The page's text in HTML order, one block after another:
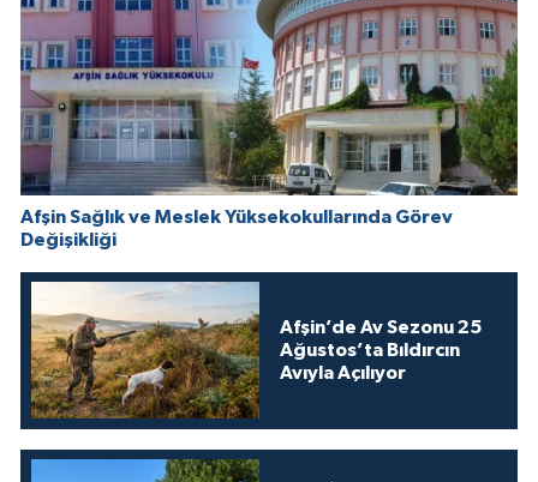
Afşin Sağlık ve Meslek Yüksekokullarında Görev
Değişikliği
Afşin’de Av Sezonu 25
Ağustos’ta Bıldırcın
Avıyla Açılıyor